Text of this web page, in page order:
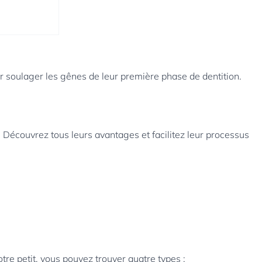
soulager les gênes de leur première phase de dentition.
tous leurs avantages et facilitez leur processus
petit, vous pouvez trouver quatre types :